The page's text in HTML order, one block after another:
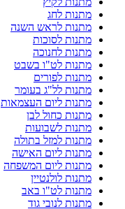
מתנות לחג
מתנות לראש השנה
מתנות לסוכות
מתנות לחנוכה
מתנות לט"ו בשבט
מתנות לפורים
מתנות לל"ג בעומר
מתנות ליום העצמאות
מתנות כחול לבן
מתנות לשבועות
מתנות למזל בתולה
מתנות ליום האישה
מתנות ליום המשפחה
מתנות לולנטיין
מתנות לט"ו באב
מתנות לנובי גוד